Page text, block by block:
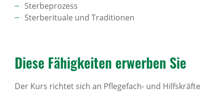
Sterbeprozess
Sterberituale und Traditionen
Diese Fähig­keiten erwerben Sie
Der Kurs richtet sich an Pflegefach- und Hilfskräfte